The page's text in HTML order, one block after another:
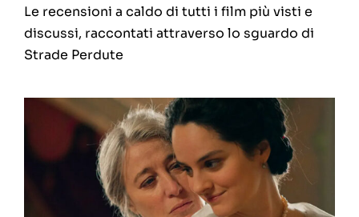
Festival
Articoli
Chi siamo
Le recensioni a caldo di tutti i film più visti e
discussi, raccontati attraverso lo sguardo di
Strade Perdute